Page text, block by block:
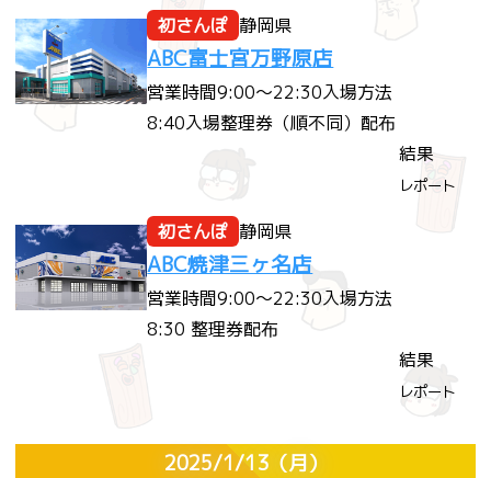
初さんぽ 静岡県
ABC富士宮万野原店
営業時間9:00～22:30入場方法
8:40入場整理券（順不同）配布
結果
レポート
初さんぽ 静岡県
ABC焼津三ヶ名店
営業時間9:00～22:30入場方法
8:30 整理券配布
結果
レポート
2025/1/13（月）